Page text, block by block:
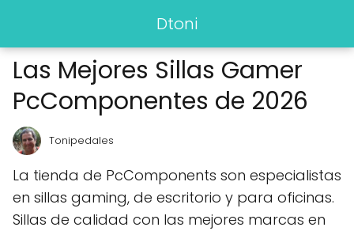
Dtoni
Las Mejores Sillas Gamer
PcComponentes de 2026
Tonipedales
La tienda de PcComponents son especialistas
en sillas gaming, de escritorio y para oficinas.
Sillas de calidad con las mejores marcas en